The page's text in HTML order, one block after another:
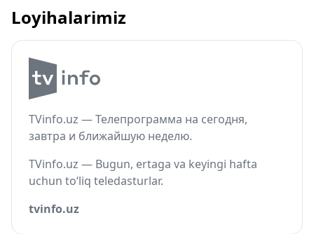
Loyihalarimiz
TVinfo.uz — Телепрограмма на сегодня,
завтра и ближайшую неделю.
TVinfo.uz — Bugun, ertaga va keyingi hafta
uchun to‘liq teledasturlar.
tvinfo.uz